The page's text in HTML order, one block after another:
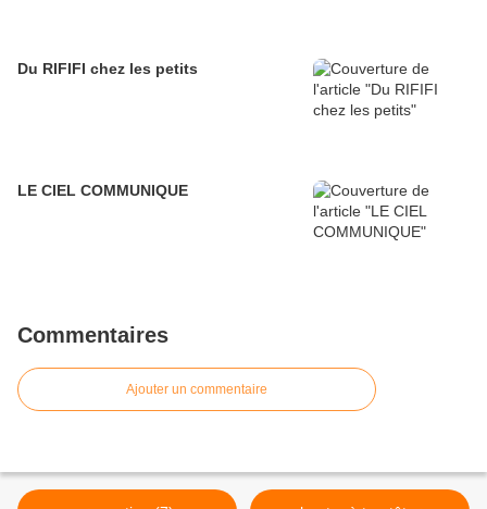
Du RIFIFI chez les petits
LE CIEL COMMUNIQUE
Commentaires
Ajouter un commentaire